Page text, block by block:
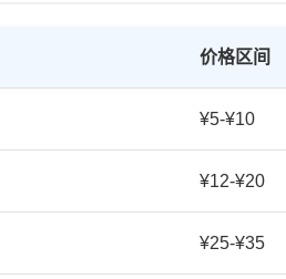
价格区间
¥5-¥10
¥12-¥20
¥25-¥35